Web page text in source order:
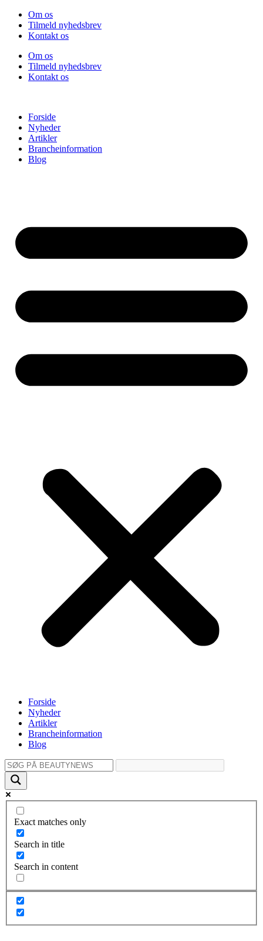
Videre
indhold
Om os
Tilmeld nyhedsbrev
Kontakt os
Om os
Tilmeld nyhedsbrev
Kontakt os
Forside
Nyheder
Artikler
Brancheinformation
Blog
Forside
Nyheder
Artikler
Brancheinformation
Blog
Exact matches only
Search in title
Search in content